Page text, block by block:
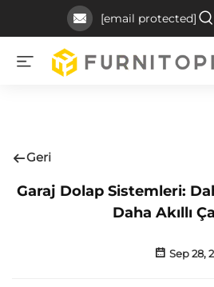
[email protected]
Geri
Garaj Dolap Sistemleri:
Daha Akıllı
Sep 28,